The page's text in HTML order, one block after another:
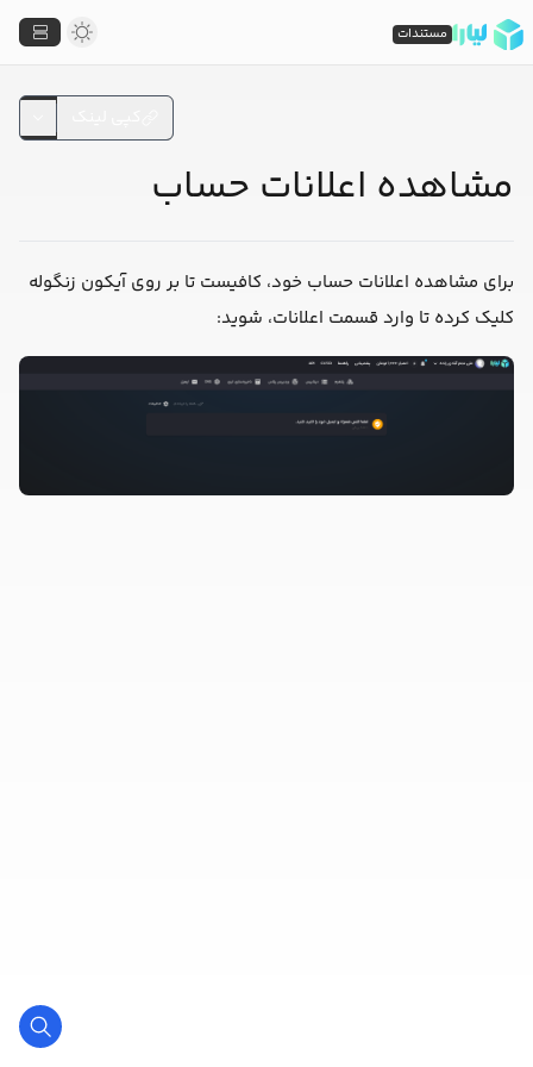
مشاهده اعلانات حساب
برای مشاهده اعلانات حساب خود، کافیست تا بر روی آیکون زنگوله
کلیک کرده تا وارد قسمت اعلانات، شوید:
مستندات